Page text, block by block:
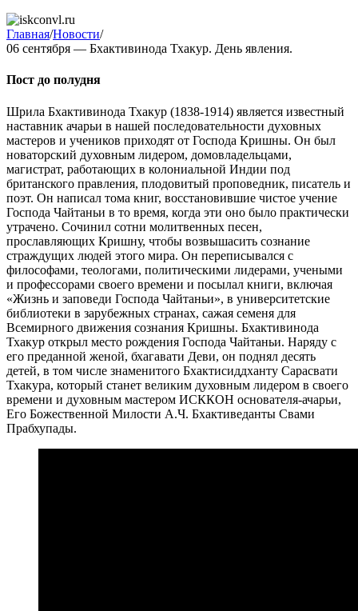
Главная/Новости/
06 сентября — Бхактивинода Тхакур. День явления.
Пост до полудня
Шрила Бхактивинода Тхакур (1838-1914) является известный
наставник ачарьи в нашей последовательности духовных
мастеров и учеников приходят от Господа Кришны. Он был
новаторский духовным лидером, домовладельцами,
магистрат, работающих в колониальной Индии под
британского правления, плодовитый проповедник, писатель и
поэт. Он написал тома книг, восстановившие чистое учение
Господа Чайтаньи в то время, когда эти оно было практически
утрачено. Сочинил сотни молитвенных песен,
прославляющих Кришну, чтобы возвышасить сознание
страждущих людей этого мира. Он переписывался с
философами, теологами, политическими лидерами, учеными
и профессорами своего времени и посылал книги, включая
«Жизнь и заповеди Господа Чайтаньи», в университетские
библиотеки в зарубежных странах, сажая семеня для
Всемирного движения сознания Кришны. Бхактивинода
Тхакур открыл место рождения Господа Чайтаньи. Наряду с
его преданной женой, бхагавати Деви, он поднял десять
детей, в том числе знаменитого Бхактисиддханту Сарасвати
Тхакура, который станет великим духовным лидером в своего
времени и духовным мастером ИСККОН основателя-ачарьи,
Его Божественной Милости A.Ч. Бхактиведанты Свами
Прабхупады.